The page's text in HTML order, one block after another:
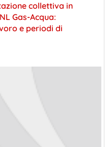
collettiva in
Gas-Acqua:
e periodi di